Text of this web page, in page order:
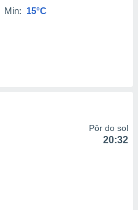
Min: 15°C
Pôr do sol
20:32